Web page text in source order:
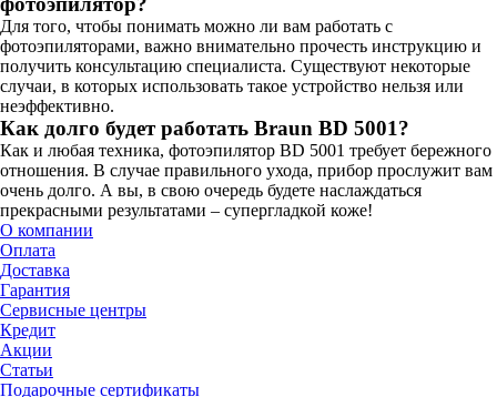
Для того, чтобы понимать можно ли вам работать с
фотоэпиляторами, важно внимательно прочесть инструкцию и
получить консультацию специалиста. Существуют некоторые
случаи, в которых использовать такое устройство нельзя или
неэффективно.
Как долго будет работать Braun BD 5001?
Как и любая техника, фотоэпилятор BD 5001 требует бережного
отношения. В случае правильного ухода, прибор прослужит вам
очень долго. А вы, в свою очередь будете наслаждаться
прекрасными результатами – супергладкой коже!
О компании
Оплата
Доставка
Гарантия
Сервисные центры
Кредит
Акции
Статьи
Подарочные сертификаты